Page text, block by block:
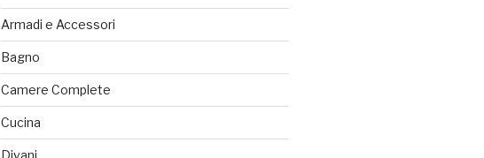
Armadi e Accessori
Bagno
Camere Complete
Cucina